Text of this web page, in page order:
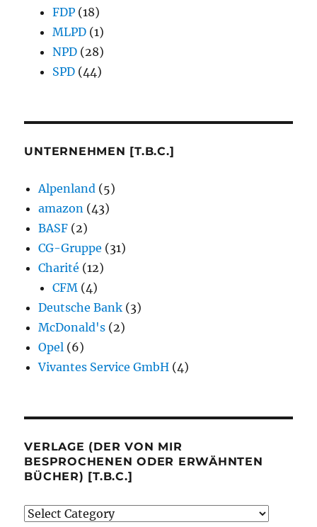
FDP (18)
MLPD (1)
NPD (28)
SPD (44)
UNTERNEHMEN [T.B.C.]
Alpenland (5)
amazon (43)
BASF (2)
CG-Gruppe (31)
Charité (12)
CFM (4)
Deutsche Bank (3)
McDonald's (2)
Opel (6)
Vivantes Service GmbH (4)
VERLAGE (DER VON MIR
BESPROCHENEN ODER ERWÄHNTEN
BÜCHER) [T.B.C.]
Verlage